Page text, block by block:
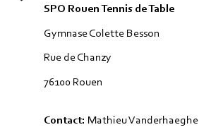
SPO Rouen Tennis de Table
Gymnase Colette Besson
Rue de Chanzy
76100 Rouen
Contact: Mathieu Vanderhaeghe